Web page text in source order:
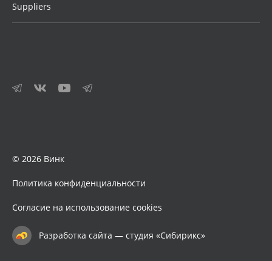
Suppliers
© 2026 Винк
Политика конфиденциальности
Согласие на использование cookies
Разработка сайта — студия «Сибирикс»